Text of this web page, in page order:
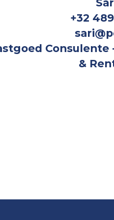
+32
Consulente
&